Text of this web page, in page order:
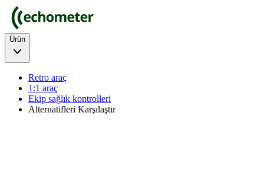
Ürün
Retro araç
1:1 araç
Ekip sağlık kontrolleri
Alternatifleri Karşılaştır